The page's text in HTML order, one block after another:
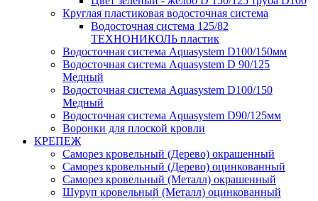
Круглая пластиковая водосточная система
Водосточная система 125/82
ТЕХНОНИКОЛЬ пластик
Водосточная система Aquasystem D100/150мм
Водосточная система Aquasystem D 90/125
Медный
Водосточная система Aquasystem D100/150
Медный
Водосточная система Aquasystem D90/125мм
Воронки для плоской кровли
КРЕПЕЖ
Саморез кровельный (Дерево) окрашенный
Саморез кровельный (Дерево) оцинкованный
Саморез кровельный (Металл) окрашенный
Шуруп кровельный (Металл) оцинкованный